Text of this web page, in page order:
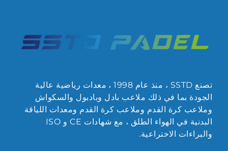
تصنع SSTD ، منذ عام 1998 ، معدات رياضية عالية
الجودة بما في ذلك ملاعب بادل وبادبول والسكواش
وملاعب كرة القدم وملاعب كرة القدم ومعدات اللياقة
البدنية في الهواء الطلق ، مع شهادات CE و ISO
والبراءات الاختراعية.